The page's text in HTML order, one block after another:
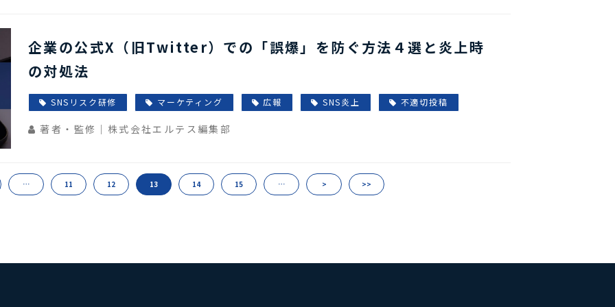
企業の公式X（旧Twitter）での「誤爆」を防ぐ方法４選と炎上時
の対処法
SNSリスク研修 マーケティング 広報 SNS炎上 不適切投稿
著者・監修｜株式会社エルテス編集部
… 11 12 13 14 15 … > >>